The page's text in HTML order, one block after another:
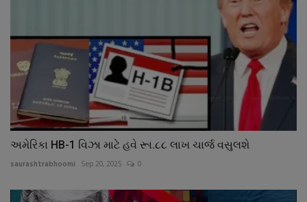
અમેરિકા HB-1 વિઝા માટે હવે રૂા.૮૮ લાખ ચાર્જ વસુલશે
saurashtrabhoomi Sep 20, 2025 0